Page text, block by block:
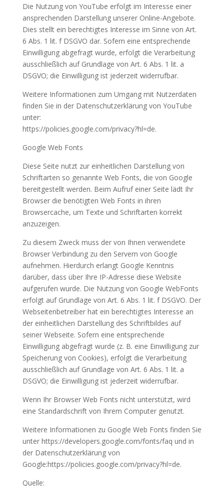
Die Nutzung von YouTube erfolgt im Interesse einer
ansprechenden Darstellung unserer Online-Angebote.
Dies stellt ein berechtigtes Interesse im Sinne von Art.
6 Abs. 1 lit. f DSGVO dar. Sofern eine entsprechende
Einwilligung abgefragt wurde, erfolgt die Verarbeitung
ausschließlich auf Grundlage von Art. 6 Abs. 1 lit. a
DSGVO; die Einwilligung ist jederzeit widerrufbar.
Weitere Informationen zum Umgang mit Nutzerdaten
finden Sie in der Datenschutzerklärung von YouTube
unter:
https://policies.google.com/privacy?hl=de.
Google Web Fonts
Diese Seite nutzt zur einheitlichen Darstellung von
Schriftarten so genannte Web Fonts, die von Google
bereitgestellt werden. Beim Aufruf einer Seite lädt Ihr
Browser die benötigten Web Fonts in ihren
Browsercache, um Texte und Schriftarten korrekt
anzuzeigen.
Zu diesem Zweck muss der von Ihnen verwendete
Browser Verbindung zu den Servern von Google
aufnehmen. Hierdurch erlangt Google Kenntnis
darüber, dass über Ihre IP-Adresse diese Website
aufgerufen wurde. Die Nutzung von Google WebFonts
erfolgt auf Grundlage von Art. 6 Abs. 1 lit. f DSGVO. Der
Webseitenbetreiber hat ein berechtigtes Interesse an
der einheitlichen Darstellung des Schriftbildes auf
seiner Webseite. Sofern eine entsprechende
Einwilligung abgefragt wurde (z. B. eine Einwilligung zur
Speicherung von Cookies), erfolgt die Verarbeitung
ausschließlich auf Grundlage von Art. 6 Abs. 1 lit. a
DSGVO; die Einwilligung ist jederzeit widerrufbar.
Wenn Ihr Browser Web Fonts nicht unterstützt, wird
eine Standardschrift von Ihrem Computer genutzt.
Weitere Informationen zu Google Web Fonts finden Sie
unter https://developers.google.com/fonts/faq und in
der Datenschutzerklärung von
Google:https://policies.google.com/privacy?hl=de.
Quelle: